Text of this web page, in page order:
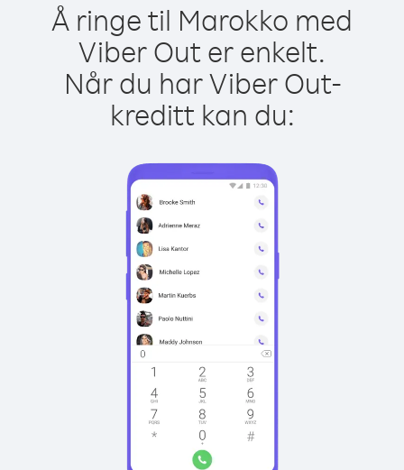
Å ringe til Marokko med
Viber Out er enkelt.
Når du har Viber Out-
kreditt kan du: